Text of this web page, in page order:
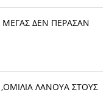
ΔΕΝ ΠΕΡΑΣΑΝ
ΛΑΝΟΥΑ ΣΤΟΥΣ